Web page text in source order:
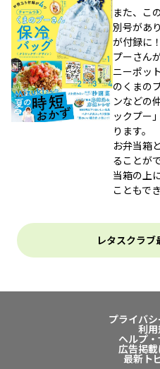
また、こ
別号があ
が付録に！
プーさん
ニーポッ
のくまの
ンなどの
ックプー
ります。
お弁当箱
ることが
当箱の上
こともで
レタスクラ
プライバ
利
ヘルプ
広告掲
最新ト